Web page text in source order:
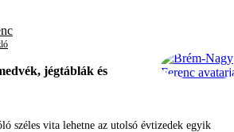
jégtáblák és
széles vita lehetne az utolsó évtizedek egyik